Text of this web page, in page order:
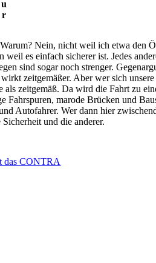
u
r
Nein, nicht weil ich etwa den
es einfach sicherer ist. Jedes
sind sogar noch strenger.
zeit­ge­mäßer. Aber wer sich
als zeit­gemäß. Da wird die Fahrt zu
Fahr­spuren, marode Brücken und
Auto­fahrer. Wer dann hier
und die anderer.
das CONTRA